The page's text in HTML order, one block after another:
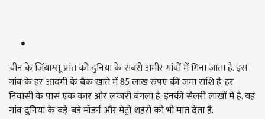
चीन के जिंयाग्सू प्रांत को दुनिया के सबसे अमीर गांवों में गिना जाता है. इस
गांव के हर आदमी के बैंक खाते में 85 लाख रुपए की जमा राशि है. हर
निवासी के पास एक कार और लग्जरी बंगला है. इनकी सैलरी लाखों में है. यह
गांव दुनिया के बड़े-बड़े मॉडर्न और मेट्रो शहरों को भी मात देता है.